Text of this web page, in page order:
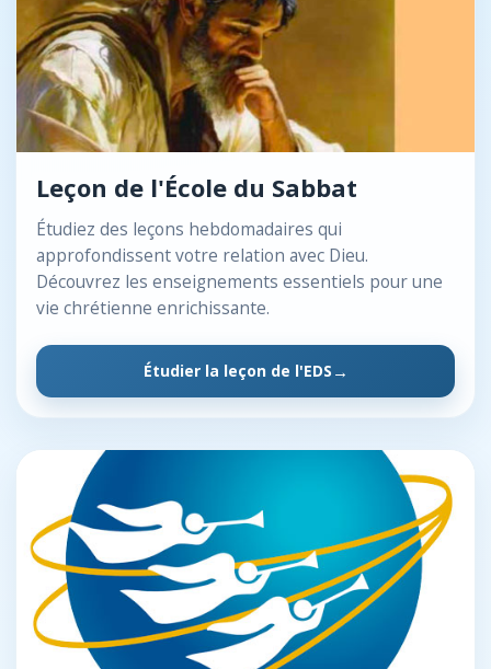
Leçon de l'École du Sabbat
Étudiez des leçons hebdomadaires qui
approfondissent votre relation avec Dieu.
Découvrez les enseignements essentiels pour une
vie chrétienne enrichissante.
Étudier la leçon de l'EDS